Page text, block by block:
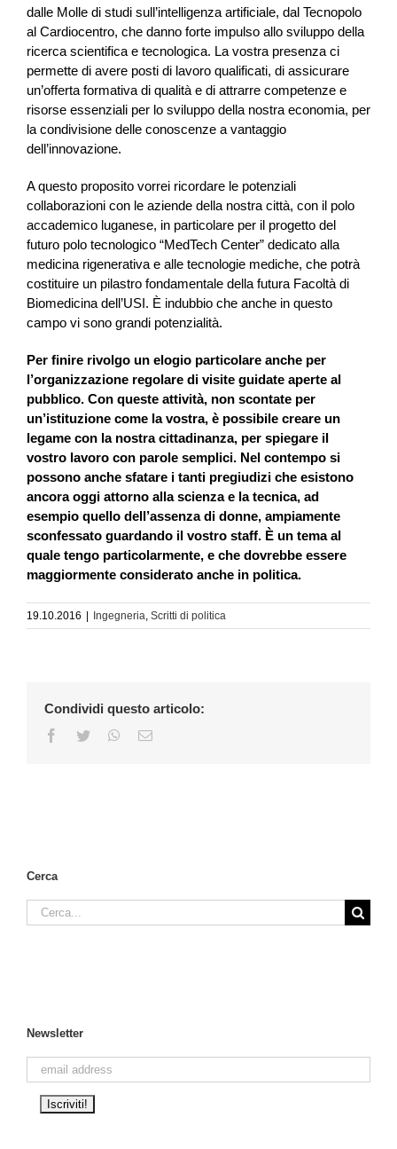
dalle Molle di studi sull’intelligenza artificiale, dal Tecnopolo
al Cardiocentro, che danno forte impulso allo sviluppo della
ricerca scientifica e tecnologica. La vostra presenza ci
permette di avere posti di lavoro qualificati, di assicurare
un’offerta formativa di qualità e di attrarre competenze e
risorse essenziali per lo sviluppo della nostra economia, per
la condivisione delle conoscenze a vantaggio
dell’innovazione.
A questo proposito vorrei ricordare le potenziali
collaborazioni con le aziende della nostra città, con il polo
accademico luganese, in particolare per il progetto del
futuro polo tecnologico “MedTech Center” dedicato alla
medicina rigenerativa e alle tecnologie mediche, che potrà
costituire un pilastro fondamentale della futura Facoltà di
Biomedicina dell’USI. È indubbio che anche in questo
campo vi sono grandi potenzialità.
Per finire rivolgo un elogio particolare anche per
l’organizzazione regolare di visite guidate aperte al
pubblico. Con queste attività, non scontate per
un’istituzione come la vostra, è possibile creare un
legame con la nostra cittadinanza, per spiegare il
vostro lavoro con parole semplici. Nel contempo si
possono anche sfatare i tanti pregiudizi che esistono
ancora oggi attorno alla scienza e la tecnica, ad
esempio quello dell’assenza di donne, ampiamente
sconfessato guardando il vostro staff. È un tema al
quale tengo particolarmente, e che dovrebbe essere
maggiormente considerato anche in politica.
19.10.2016 | Ingegneria Scritti di politica
Condividi questo articolo:
Facebook
Twitter WhatsApp
Email
Cerca
Cerca
per:
Newsletter